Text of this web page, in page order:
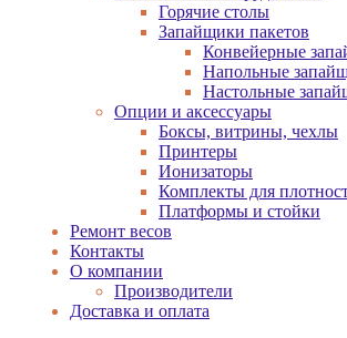
Горячие столы
Запайщики пакетов
Конвейерные
Напольные
Настольные
Опции и аксессуары
Боксы, витрины, чехлы
Принтеры
Ионизаторы
Комплекты для
Платформы и стойки
Ремонт весов
Контакты
О компании
Производители
Доставка и оплата